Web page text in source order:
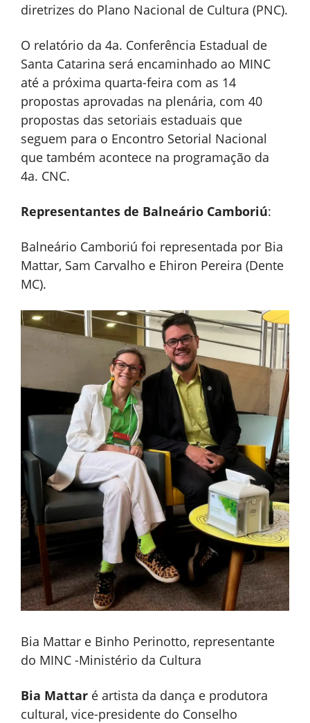
diretrizes do Plano Nacional de Cultura (PNC).
O relatório da 4a. Conferência Estadual de
Santa Catarina será encaminhado ao MINC
até a próxima quarta-feira com as 14
propostas aprovadas na plenária, com 40
propostas das setoriais estaduais que
seguem para o Encontro Setorial Nacional
que também acontece na programação da
4a. CNC.
Representantes de Balneário Camboriú:
Balneário Camboriú foi representada por Bia
Mattar, Sam Carvalho e Ehiron Pereira (Dente
MC).
Bia Mattar e Binho Perinotto, representante
do MINC -Ministério da Cultura
Bia Mattar é artista da dança e produtora
cultural, vice-presidente do Conselho